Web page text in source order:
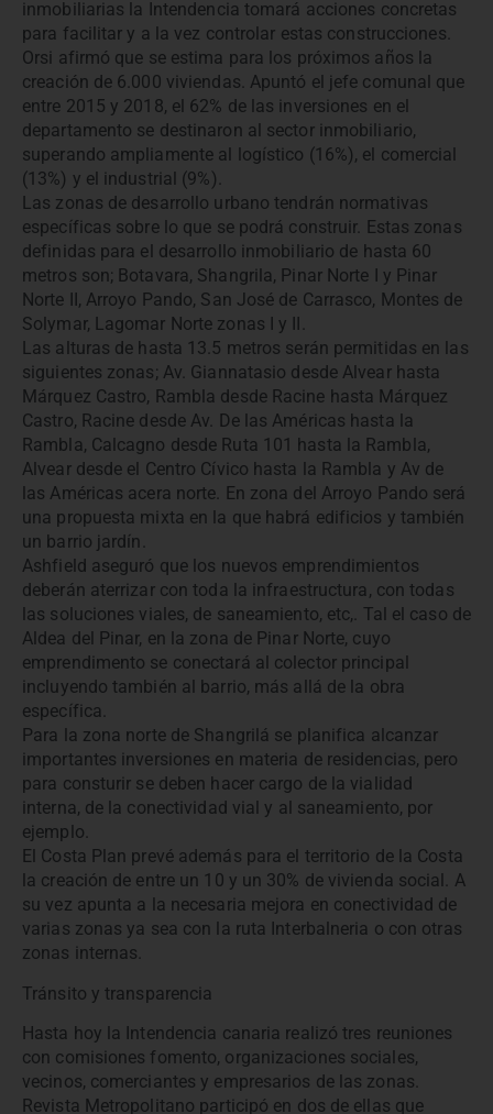
inmobiliarias la Intendencia tomará acciones concretas
para facilitar y a la vez controlar estas construcciones.
Orsi afirmó que se estima para los próximos años la
creación de 6.000 viviendas. Apuntó el jefe comunal que
entre 2015 y 2018, el 62% de las inversiones en el
departamento se destinaron al sector inmobiliario,
superando ampliamente al logístico (16%), el comercial
(13%) y el industrial (9%).
Las zonas de desarrollo urbano tendrán normativas
específicas sobre lo que se podrá construir. Estas zonas
definidas para el desarrollo inmobiliario de hasta 60
metros son; Botavara, Shangrila, Pinar Norte I y Pinar
Norte II, Arroyo Pando, San José de Carrasco, Montes de
Solymar, Lagomar Norte zonas I y II.
Las alturas de hasta 13.5 metros serán permitidas en las
siguientes zonas; Av. Giannatasio desde Alvear hasta
Márquez Castro, Rambla desde Racine hasta Márquez
Castro, Racine desde Av. De las Américas hasta la
Rambla, Calcagno desde Ruta 101 hasta la Rambla,
Alvear desde el Centro Cívico hasta la Rambla y Av de
las Américas acera norte. En zona del Arroyo Pando será
una propuesta mixta en la que habrá edificios y también
un barrio jardín.
Ashfield aseguró que los nuevos emprendimientos
deberán aterrizar con toda la infraestructura, con todas
las soluciones viales, de saneamiento, etc,. Tal el caso de
Aldea del Pinar, en la zona de Pinar Norte, cuyo
emprendimento se conectará al colector principal
incluyendo también al barrio, más allá de la obra
específica.
Para la zona norte de Shangrilá se planifica alcanzar
importantes inversiones en materia de residencias, pero
para consturir se deben hacer cargo de la vialidad
interna, de la conectividad vial y al saneamiento, por
ejemplo.
El Costa Plan prevé además para el territorio de la Costa
la creación de entre un 10 y un 30% de vivienda social. A
su vez apunta a la necesaria mejora en conectividad de
varias zonas ya sea con la ruta Interbalneria o con otras
zonas internas.
Tránsito y transparencia
Hasta hoy la Intendencia canaria realizó tres reuniones
con comisiones fomento, organizaciones sociales,
vecinos, comerciantes y empresarios de las zonas.
Revista Metropolitano participó en dos de ellas que